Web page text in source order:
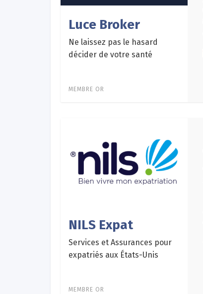
Luce Broker
Ne laissez pas le hasard
décider de votre santé
MEMBRE OR
NILS Expat
Services et Assurances pour
expatriés aux États-Unis
MEMBRE OR